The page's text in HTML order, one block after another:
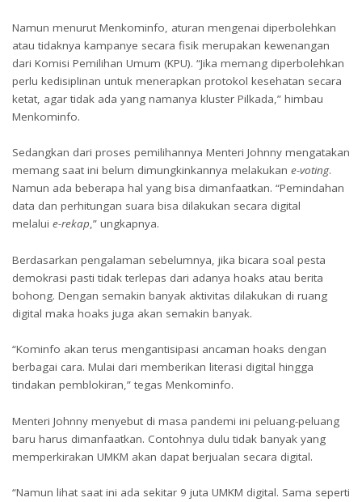
Namun menurut Menkominfo, aturan mengenai diperbolehkan
atau tidaknya kampanye secara fisik merupakan kewenangan
dari Komisi Pemilihan Umum (KPU). “Jika memang diperbolehkan
perlu kedisiplinan untuk menerapkan protokol kesehatan secara
ketat, agar tidak ada yang namanya kluster Pilkada,” himbau
Menkominfo.
Sedangkan dari proses pemilihannya Menteri Johnny mengatakan
memang saat ini belum dimungkinkannya melakukan e-voting.
Namun ada beberapa hal yang bisa dimanfaatkan. “Pemindahan
data dan perhitungan suara bisa dilakukan secara digital
melalui e-rekap,” ungkapnya.
Berdasarkan pengalaman sebelumnya, jika bicara soal pesta
demokrasi pasti tidak terlepas dari adanya hoaks atau berita
bohong. Dengan semakin banyak aktivitas dilakukan di ruang
digital maka hoaks juga akan semakin banyak.
“Kominfo akan terus mengantisipasi ancaman hoaks dengan
berbagai cara. Mulai dari memberikan literasi digital hingga
tindakan pemblokiran,” tegas Menkominfo.
Menteri Johnny menyebut di masa pandemi ini peluang-peluang
baru harus dimanfaatkan. Contohnya dulu tidak banyak yang
memperkirakan UMKM akan dapat berjualan secara digital.
“Namun lihat saat ini ada sekitar 9 juta UMKM digital. Sama seperti